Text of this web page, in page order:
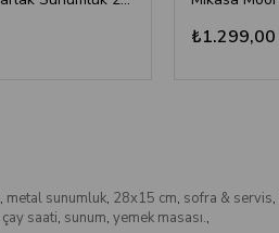
₺1.299,00
, metal sunumluk, 28x15 cm, sofra & servis,
çay saati, sunum, yemek masası.,